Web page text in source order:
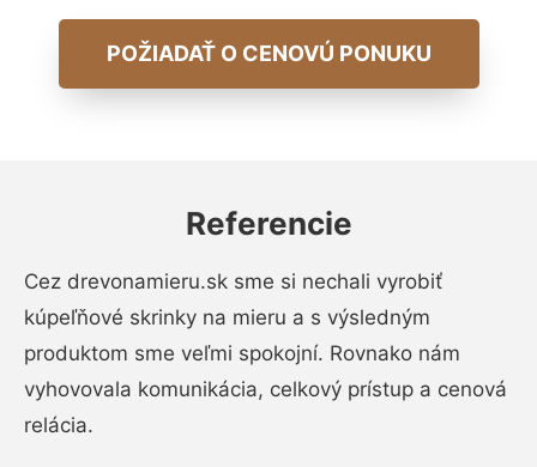
POŽIADAŤ O CENOVÚ PONUKU
Referencie
Cez drevonamieru.sk sme si nechali vyrobiť
kúpeľňové skrinky na mieru a s výsledným
produktom sme veľmi spokojní. Rovnako nám
vyhovovala komunikácia, celkový prístup a cenová
relácia.